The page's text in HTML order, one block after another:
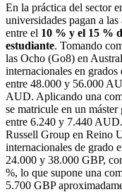
En la práctica del sector
universidades pagan a
entre el 10 % y el 15 %
estudiante. Tomando
las Ocho (Go8) en
internacionales en
entre 48.000 y 56.000
AUD. Aplicando una
se matricule en un
entre 6.240 y 7.440
Russell Group en Reino
internacionales de grado
24.000 y 38.000 GBP,
%, lo que supone una
5.700 GBP